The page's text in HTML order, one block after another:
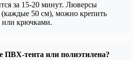
за 15-20 минут. Люверсы
50 см), можно крепить
или крючками.
ПВХ-тента или полиэтилена?